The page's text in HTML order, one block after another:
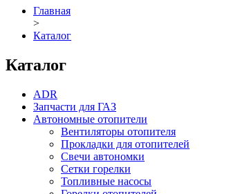
Главная
>
Каталог
Каталог
ADR
Запчасти для ГАЗ
Автономные отопители
Вентиляторы отопителя
Прокладки для отопителей
Свечи автономки
Сетки горелки
Топливные насосы